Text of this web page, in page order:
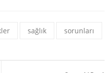
sağlık sorunları